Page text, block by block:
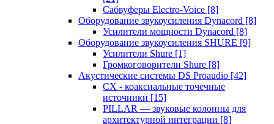
Сабвуферы Electro-Voice [8]
Оборудование звукоусиления Dynacord [8]
Усилители мощности Dynacord [8]
Оборудование звукоусиления SHURE [9]
Усилители Shure [1]
Громкоговорители Shure [8]
Акустические системы DS Proaudio [42]
CX - коаксиальные точечные
источники [15]
PILLAR — звуковые колонны для
архитектурной интеграции [8]